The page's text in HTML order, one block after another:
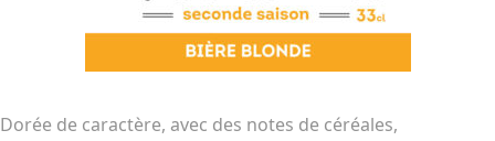
Dorée de caractère, avec des notes de céréales,